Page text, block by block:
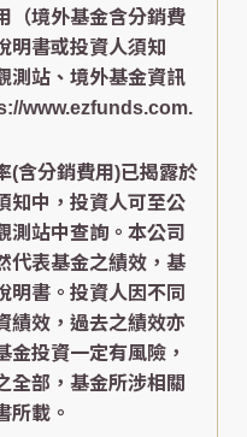
（境外基金含分銷費
明書或投資人須知
測站、境外基金資訊
www.ezfunds.com.
(含分銷費用)已揭露於
知中，投資人可至公
測站中查詢。本公司
代表基金之績效，基
明書。投資人因不同
績效，過去之績效亦
金投資一定有風險，
全部，基金所涉相關
所載。